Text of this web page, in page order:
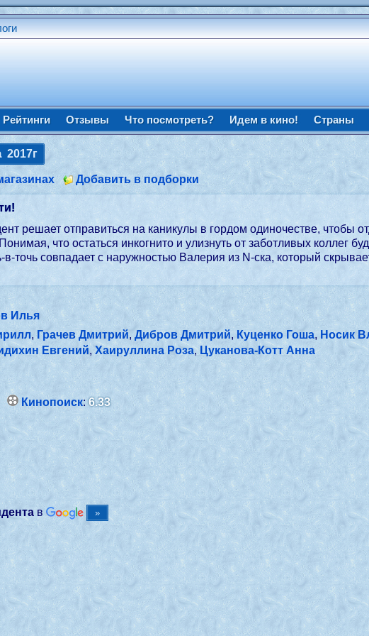
Рейтинги Отзывы Что посмотреть? Идем в кино! Страны
2017г
Добавить в подборки
решает отправиться на каникулы в гордом одиночестве, чтобы
что остаться инкогнито и улизнуть от заботливых коллег
точь совпадает с наружностью Валерия из N-ска, который
Илья
,Грачев Дмитрий,Дибров Дмитрий, Куценко Гоша, Носик
Евгений,Хаируллина Роза, Цуканова-Котт Анна
Кинопоиск:6.33
в